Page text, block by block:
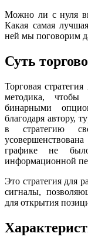
Можно ли с нуля
Какая самая
ней мы поговорим
Суть
Торговая
методика, чтобы
бинарными
благодаря автору,
в стратегию
графике не
информационной
Это стратегия для
сигналы,
для открытия